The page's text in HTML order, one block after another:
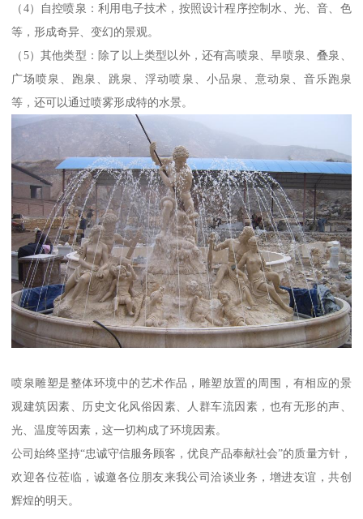
（4）自控喷泉：利用电子技术，按照设计程序控制水、光、音、色
等，形成奇异、变幻的景观。
（5）其他类型：除了以上类型以外，还有高喷泉、旱喷泉、叠泉、
广场喷泉、跑泉、跳泉、浮动喷泉、小品泉、意动泉、音乐跑泉
等，还可以通过喷雾形成特的水景。
喷泉雕塑是整体环境中的艺术作品，雕塑放置的周围，有相应的景
观建筑因素、历史文化风俗因素、人群车流因素，也有无形的声、
光、温度等因素，这一切构成了环境因素。
公司始终坚持“忠诚守信服务顾客，优良产品奉献社会”的质量方针，
欢迎各位莅临，诚邀各位朋友来我公司洽谈业务，增进友谊，共创
辉煌的明天。